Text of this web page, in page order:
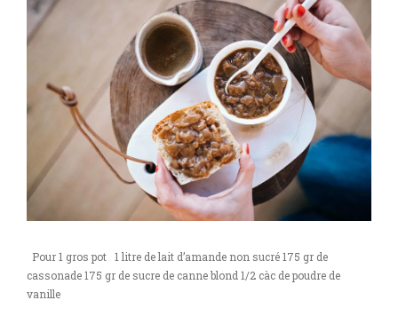
Pour 1 gros pot 1 litre de lait d’amande non sucré 175 gr de
cassonade 175 gr de sucre de canne blond 1/2 càc de poudre de
vanille